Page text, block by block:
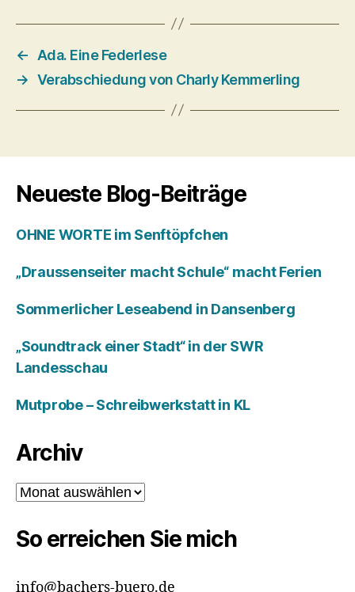
←
Ada. Eine Federlese
→ Verabschiedung von Charly Kemmerling
Neueste Blog-Beiträge
OHNE WORTE im Senftöpfchen
„Draussenseiter macht Schule“ macht Ferien
Sommerlicher Leseabend in Dansenberg
„Soundtrack einer Stadt“ in der SWR
Landesschau
Mutprobe – Schreibwerkstatt in KL
Archiv
Archiv
So erreichen Sie mich
info@bachers-buero.de